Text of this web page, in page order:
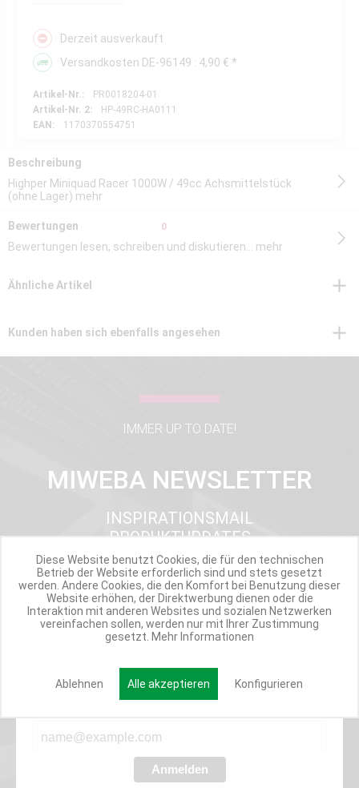
Derzeit ausverkauft
Versandkosten DE-96149 : 4,90 € *
Artikel-Nr.:
PR0018204-01
Artikel-Nr. 2:
HP-49RC-HA0111
EAN:
1170370554751
Beschreibung
Highper Miniquad Racer 1000W / 49cc Achsmittelstück
(ohne Lager) mehr
Bewertungen 0
Bewertungen lesen, schreiben und diskutieren... mehr
Ähnliche Artikel
Kunden haben sich ebenfalls angesehen
IMMER UP TO DATE!
MIWEBA NEWSLETTER
INSPIRATIONSMAIL
PRODUKTUPDATES
TOP INFORMIERT
ANGEBOTE
Werde Teil der Miweba Community!
Anmelden
Diese Website benutzt Cookies, die für den technischen
Betrieb der Website erforderlich sind und stets gesetzt
werden. Andere Cookies, die den Komfort bei Benutzung dieser
Website erhöhen, der Direktwerbung dienen oder die
Interaktion mit anderen Websites und sozialen Netzwerken
vereinfachen sollen, werden nur mit Ihrer Zustimmung
gesetzt. Mehr Informationen
Ablehnen Alle akzeptieren Konfigurieren